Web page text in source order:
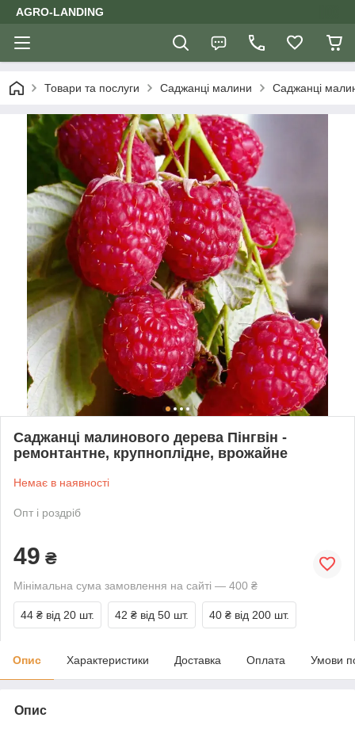
AGRO-LANDING
Товари та послуги Саджанці малини Саджанці
Саджанці малинового дерева Пінгвін -
ремонтантне, крупноплідне, врожайне
Немає в наявності
Опт і роздріб
49 ₴
Мінімальна сума замовлення на сайті — 400 ₴
44 ₴ від 20 шт. 42 ₴ від 50 шт. 40 ₴ від 200 шт.
Опис Характеристики Доставка Оплата Умови
Опис